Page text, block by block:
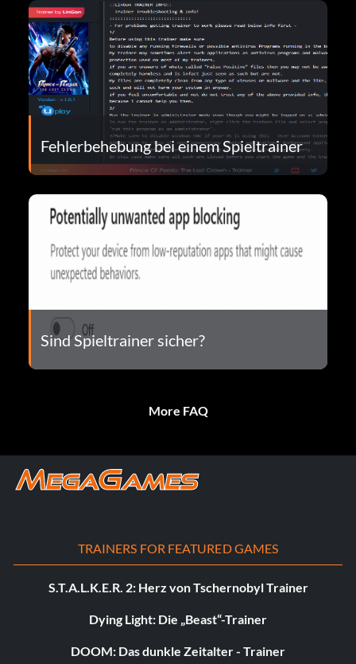
Fehlerbehebung bei einem Spieltrainer
Sind Spieltrainer sicher?
More FAQ
TRAINERS FOR FEATURED GAMES
S.T.A.L.K.E.R. 2: Herz von Tschernobyl Trainer
Dying Light: Die „Beast“-Trainer
DOOM: Das dunkle Zeitalter - Trainer